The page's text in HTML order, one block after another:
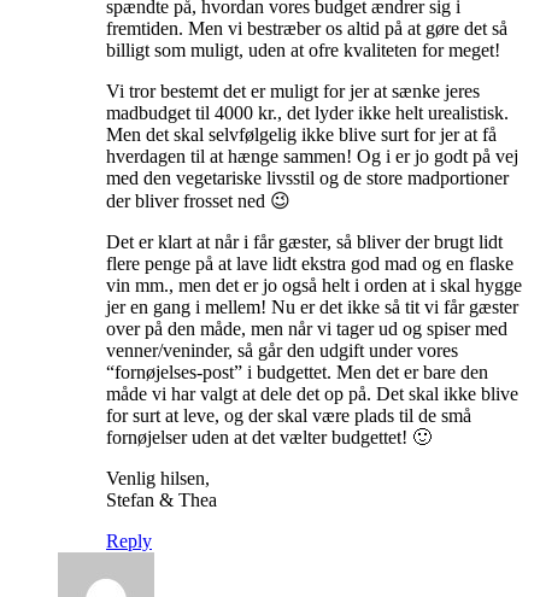
spændte på, hvordan vores budget ændrer sig i
fremtiden. Men vi bestræber os altid på at gøre det så
billigt som muligt, uden at ofre kvaliteten for meget!
Vi tror bestemt det er muligt for jer at sænke jeres
madbudget til 4000 kr., det lyder ikke helt urealistisk.
Men det skal selvfølgelig ikke blive surt for jer at få
hverdagen til at hænge sammen! Og i er jo godt på vej
med den vegetariske livsstil og de store madportioner
der bliver frosset ned 😉
Det er klart at når i får gæster, så bliver der brugt lidt
flere penge på at lave lidt ekstra god mad og en flaske
vin mm., men det er jo også helt i orden at i skal hygge
jer en gang i mellem! Nu er det ikke så tit vi får gæster
over på den måde, men når vi tager ud og spiser med
venner/veninder, så går den udgift under vores
“fornøjelses-post” i budgettet. Men det er bare den
måde vi har valgt at dele det op på. Det skal ikke blive
for surt at leve, og der skal være plads til de små
fornøjelser uden at det vælter budgettet! 🙂
Venlig hilsen,
Stefan & Thea
Reply